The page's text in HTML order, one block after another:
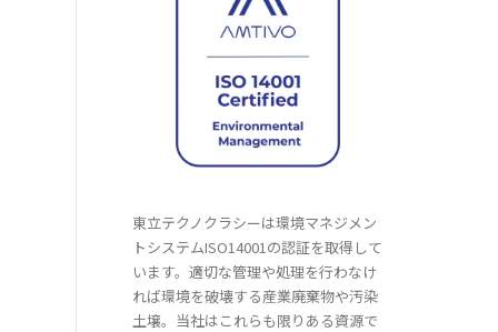
東立テクノクラシーは環境マネジメン
トシステムISO14001の認証を取得して
います。適切な管理や処理を行わなけ
れば環境を破壊する産業廃棄物や汚染
土壌。当社はこれらも限りある資源で